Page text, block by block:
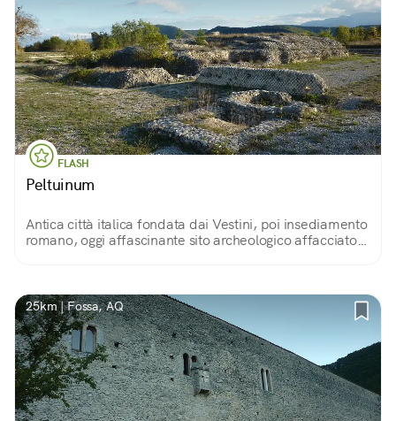
FLASH
Peltuinum
Antica città italica fondata dai Vestini, poi insediamento
romano, oggi affascinante sito archeologico affacciato
25km | Fossa, AQ